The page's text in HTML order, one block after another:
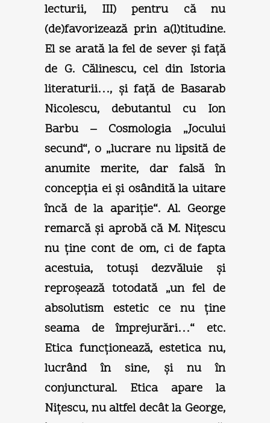
lecturii, III) pentru că nu
(de)favorizează prin a(l)titudine.
El se arată la fel de sever şi faţă
de G. Călinescu, cel din Istoria
literaturii…, şi faţă de Basarab
Nicolescu, debutantul cu Ion
Barbu – Cosmologia „Jocului
secund“, o „lucrare nu lipsită de
anumite merite, dar falsă în
concepţia ei şi osândită la uitare
încă de la apariţie“. Al. George
remarcă şi aprobă că M. Niţescu
nu ţine cont de om, ci de fapta
acestuia, totuşi dezvăluie şi
reproşează totodată „un fel de
absolutism estetic ce nu ţine
seama de împrejurări…“ etc.
Etica funcţionează, estetica nu,
lucrând în sine, şi nu în
conjunctural. Etica apare la
Niţescu, nu altfel decât la George,